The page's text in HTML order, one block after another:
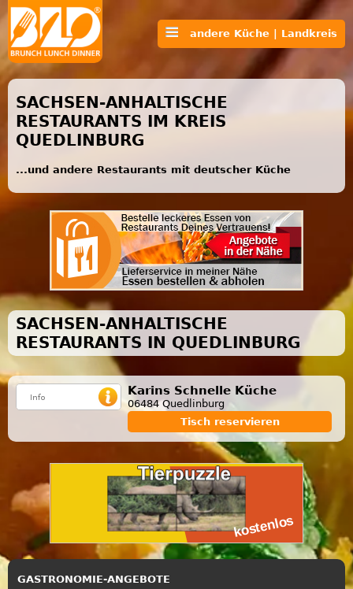
andere Küche | Landkreis
SACHSEN-ANHALTISCHE
RESTAURANTS IM KREIS
QUEDLINBURG
...und andere Restaurants mit deutscher Küche
SACHSEN-ANHALTISCHE
RESTAURANTS IN QUEDLINBURG
Karins Schnelle Küche
06484 Quedlinburg
Tisch reservieren
GASTRONOMIE-ANGEBOTE